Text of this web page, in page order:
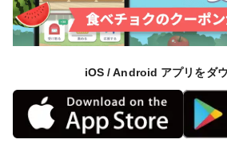
iOS / Android アプリをダ